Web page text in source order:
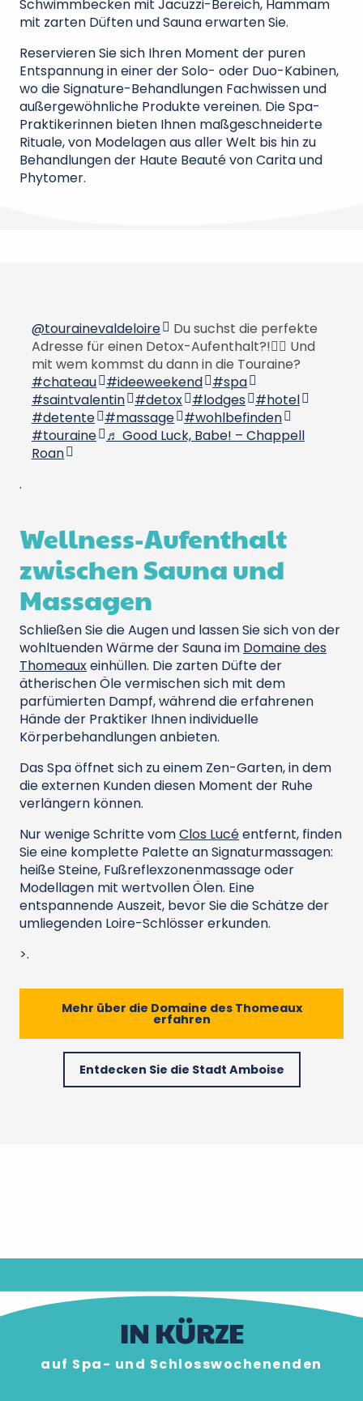
Schwimmbecken mit Jacuzzi-Bereich, Hammam
mit zarten Düften und Sauna erwarten Sie.
Reservieren Sie sich Ihren Moment der puren
Entspannung in einer der Solo- oder Duo-Kabinen,
wo die Signature-Behandlungen Fachwissen und
außergewöhnliche Produkte vereinen. Die Spa-
Praktikerinnen bieten Ihnen maßgeschneiderte
Rituale, von Modelagen aus aller Welt bis hin zu
Behandlungen der Haute Beauté von Carita und
Phytomer.
@tourainevaldeloire
Du suchst die perfekte
Adresse für einen Detox-Aufenthalt?!🧘‍♀️ Und
mit wem kommst du dann in die Touraine?
#chateau #ideeweekend #spa
#saintvalentin #detox #lodges
#hotel
#detente #massage #wohlbefinden
#touraine
♬ Good Luck, Babe! – Chappell
Roan
.
Wellness-Aufenthalt
zwischen Sauna und
Massagen
Schließen Sie die Augen und lassen Sie sich von der
wohltuenden Wärme der Sauna im Domaine des
Thomeauxeinhüllen. Die zarten Düfte der
ätherischen Öle vermischen sich mit dem
parfümierten Dampf, während die erfahrenen
Hände der Praktiker Ihnen individuelle
Körperbehandlungen anbieten.
Das Spa öffnet sich zu einem Zen-Garten, in dem
die externen Kunden diesen Moment der Ruhe
verlängern können.
Nur wenige Schritte vomClos Lucéentfernt, finden
Sie eine komplette Palette an Signaturmassagen:
heiße Steine, Fußreflexzonenmassage oder
Modellagen mit wertvollen Ölen. Eine
entspannende Auszeit, bevor Sie die Schätze der
umliegenden Loire-Schlösser erkunden.
>.
Mehr über die Domaine des Thomeaux
erfahren
Entdecken Sie die Stadt Amboise
IN KÜRZE
auf Spa- und Schlosswochenenden